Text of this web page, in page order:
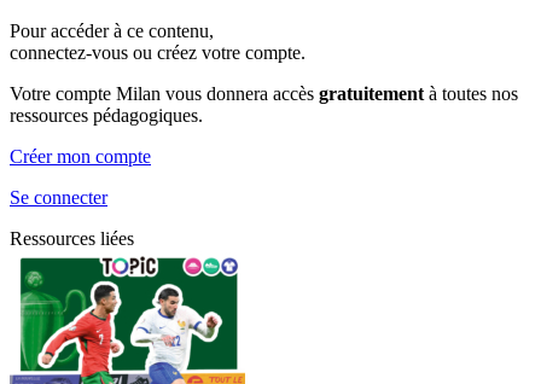
Pour accéder à ce contenu,
connectez-vous ou créez votre compte.
Votre compte Milan vous donnera accès gratuitement à toutes nos
ressources pédagogiques.
Créer mon compte
Se connecter
Ressources liées